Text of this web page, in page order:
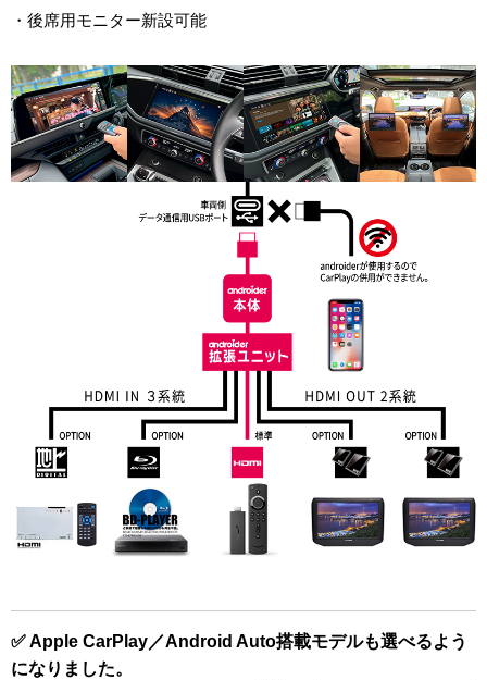
・後席用モニター新設可能
✅ Apple CarPlay／Android Auto搭載モデルも選べるよう
になりました。